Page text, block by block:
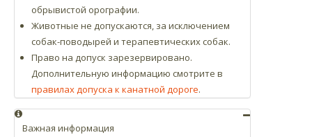
обрывистой орографии.
Животные не допускаются, за исключением
собак-поводырей и терапевтических собак.
Право на допуск зарезервировано.
Дополнительную информацию смотрите в
правилах допуска к канатной дороге.
Важная информация